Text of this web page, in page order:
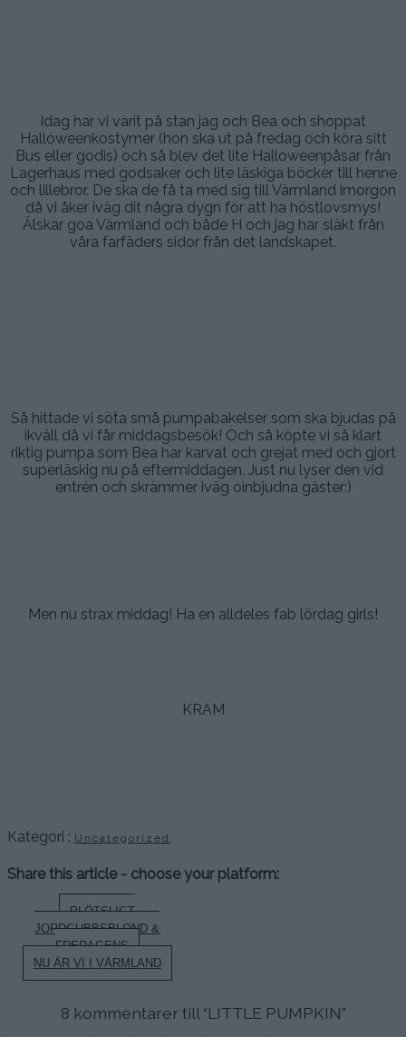
Idag har vi varit på stan jag och Bea och shoppat
Halloweenkostymer (hon ska ut på fredag och köra sitt
Bus eller godis) och så blev det lite Halloweenpåsar från
Lagerhaus med godsaker och lite läskiga böcker till henne
och lillebror. De ska de få ta med sig till Värmland imorgon
då vi åker iväg dit några dygn för att ha höstlovsmys!
Älskar goa Värmland och både H och jag har släkt från
våra farfäders sidor från det landskapet.
Så hittade vi söta små pumpabakelser som ska bjudas på
ikväll då vi får middagsbesök! Och så köpte vi så klart
riktig pumpa som Bea har karvat och grejat med och gjort
superläskig nu på eftermiddagen. Just nu lyser den vid
entrén och skrämmer iväg oinbjudna gäster:)
Men nu strax middag! Ha en alldeles fab lördag girls!
KRAM
Kategori : Uncategorized
Share this article - choose your platform:
Inläggsnavigering
PLÖTSLIGT
JORDGUBBSBLOND &
FREDAGENS
NU ÄR VI I VÄRMLAND
8 kommentarer till “LITTLE PUMPKIN”